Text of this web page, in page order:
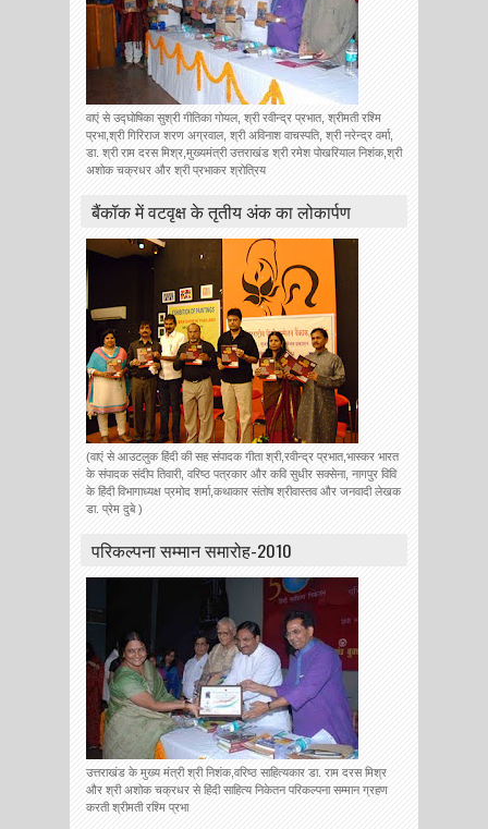
वाएं से उद्घोषिका सुश्री गीतिका गोयल, श्री रवीन्द्र प्रभात, श्रीमती रश्मि
प्रभा,श्री गिरिराज शरण अग्रवाल, श्री अविनाश वाचस्पति, श्री नरेन्द्र वर्मा,
डा. श्री राम दरस मिश्र,मुख्यमंत्री उत्तराखंड श्री रमेश पोखरियाल निशंक,श्री
अशोक चक्रधर और श्री प्रभाकर श्रोत्रिय
बैंकॉक में वटवृक्ष के तृतीय अंक का लोकार्पण
(वाएं से आउटलुक हिंदी की सह संपादक गीता श्री,रवीन्द्र प्रभात,भास्कर भारत
के संपादक संदीप तिवारी, वरिष्ठ पत्रकार और कवि सुधीर सक्सेना, नागपुर विवि
के हिंदी विभागाध्यक्ष प्रमोद शर्मा,कथाकार संतोष श्रीवास्तव और जनवादी लेखक
डा. प्रेम दुबे )
परिकल्पना सम्मान समारोह-2010
उत्तराखंड के मुख्य मंत्री श्री निशंक,वरिष्ठ साहित्यकार डा. राम दरस मिश्र
और श्री अशोक चक्रधर से हिंदी साहित्य निकेतन परिकल्पना सम्मान ग्रहण
करती श्रीमती रश्मि प्रभा